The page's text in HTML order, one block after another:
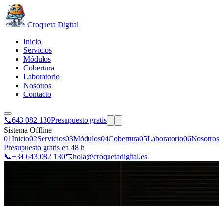
Croqueta Digital
Inicio
Servicios
Módulos
Cobertura
Laboratorio
Nosotros
Contacto
📞643 082 130Presupuesto gratis
Sistema Offline
01Inicio02Servicios03Módulos04Cobertura05Laboratorio06Nosotros
Presupuesto gratis en 48 h
📞+34 643 082 130📧hola@croquetadigital.es